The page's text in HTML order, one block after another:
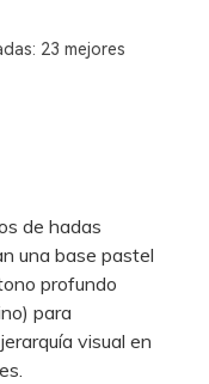
23 mejores
de hadas
una base pastel
profundo
para
visual en